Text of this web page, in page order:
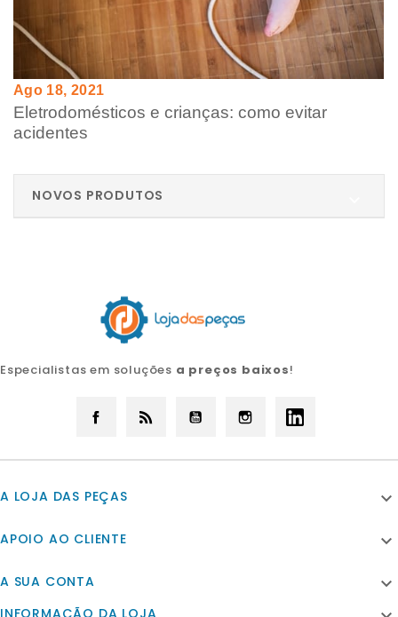
Ago 18, 2021
Eletrodomésticos e crianças: como evitar
acidentes
NOVOS PRODUTOS
Especialistas em soluções a preços baixos!
Facebook YouTube Instagram
A LOJA DAS PEÇAS 
APOIO AO CLIENTE 
A SUA CONTA 